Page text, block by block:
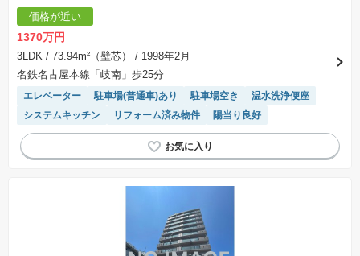
価格が近い
1370万円
3LDK / 73.94m²（壁芯）
/ 1998年2月
名鉄名古屋本線「岐南」歩25分
エレベーター 駐車場(普通車)あり 駐車場空き
温水洗浄便座
システムキッチン
リフォーム済み物件 陽当り良好